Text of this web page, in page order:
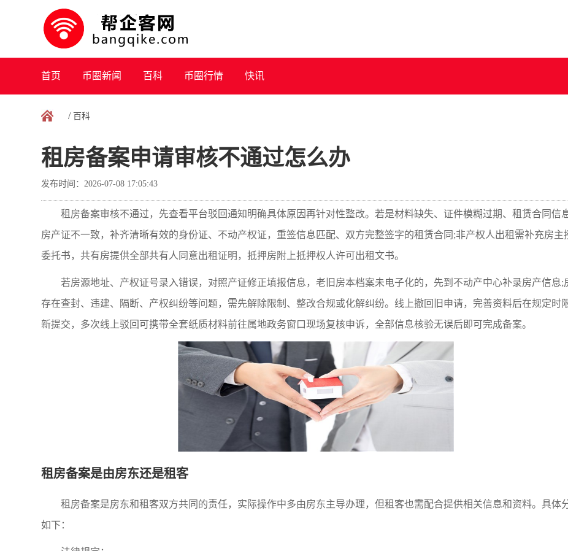
首页 币圈新闻 百科 币圈行情 快讯
/ 百科
租房备案申请审核不通过怎么办
发布时间：2026-07-08 17:05:43
租房备案审核不通过，先查看平台驳回通知明确具体原因再针对性整改。若是材料缺失、证件模糊过期、租赁合同信
房产证不一致，补齐清晰有效的身份证、不动产权证，重签信息匹配、双方完整签字的租赁合同;非产权人出租需补充房主
委托书，共有房提供全部共有人同意出租证明，抵押房附上抵押权人许可出租文书。
若房源地址、产权证号录入错误，对照产证修正填报信息，老旧房本档案未电子化的，先到不动产中心补录房产信息;
存在查封、违建、隔断、产权纠纷等问题，需先解除限制、整改合规或化解纠纷。线上撤回旧申请，完善资料后在规定时
新提交，多次线上驳回可携带全套纸质材料前往属地政务窗口现场复核申诉，全部信息核验无误后即可完成备案。
租房备案是由房东还是租客
租房备案是房东和租客双方共同的责任，实际操作中多由房东主导办理，但租客也需配合提供相关信息和资料。具体
如下：